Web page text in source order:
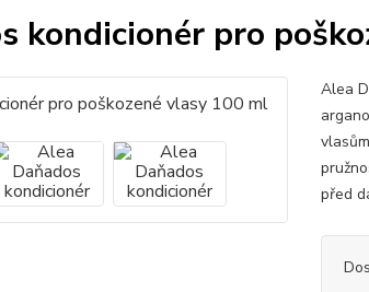
kondicionér pro
Alea
před